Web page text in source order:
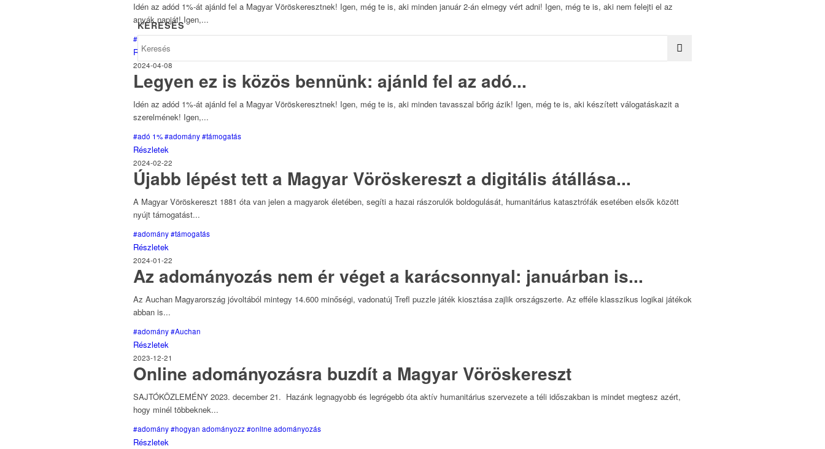
KERESÉS
Idén az adód 1%-át ajánld fel a Magyar Vöröskeresztnek! Igen, még te is, aki minden január 2-án elmegy vért adni! Igen, még te is, aki nem felejti el az
anyák napját! Igen,...
#adó 1%#adomány#támogatás
Részletek
2024-04-08
Legyen ez is közös bennünk: ajánld fel az adó...
Idén az adód 1%-át ajánld fel a Magyar Vöröskeresztnek! Igen, még te is, aki minden tavasszal bőrig ázik! Igen, még te is, aki készített válogatáskazit a
szerelmének! Igen,...
#adó 1%#adomány#támogatás
Részletek
2024-02-22
Újabb lépést tett a Magyar Vöröskereszt a digitális átállása...
A Magyar Vöröskereszt 1881 óta van jelen a magyarok életében, segíti a hazai rászorulók boldogulását, humanitárius katasztrófák esetében elsők között
nyújt támogatást...
#adomány#támogatás
Részletek
2024-01-22
Az adományozás nem ér véget a karácsonnyal: januárban is...
Az Auchan Magyarország jóvoltából mintegy 14.600 minőségi, vadonatúj Trefl puzzle játék kiosztása zajlik országszerte. Az efféle klasszikus logikai játékok
abban is...
#adomány#Auchan
Részletek
2023-12-21
Online adományozásra buzdít a Magyar Vöröskereszt
SAJTÓKÖZLEMÉNY 2023. december 21. Hazánk legnagyobb és legrégebb óta aktív humanitárius szervezete a téli időszakban is mindet megtesz azért,
hogy minél többeknek...
#adomány#hogyan adományozz#online adományozás
Részletek